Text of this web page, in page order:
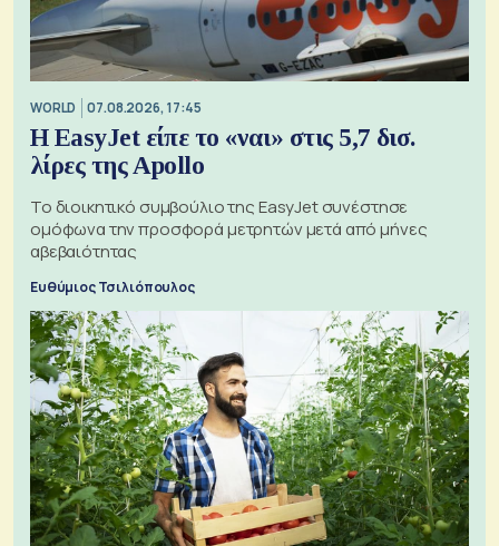
WORLD 07.08.2026, 17:45
Η EasyJet είπε το «ναι» στις 5,7 δισ.
λίρες της Apollo
Το διοικητικό συμβούλιο της EasyJet συνέστησε
ομόφωνα την προσφορά μετρητών μετά από μήνες
αβεβαιότητας
Ευθύμιος Τσιλιόπουλος